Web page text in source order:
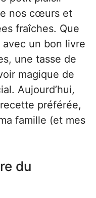
nos cœurs et
fraîches. Que
un bon livre
une tasse de
magique de
Aujourd’hui,
préférée,
famille (et mes
du